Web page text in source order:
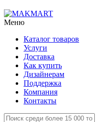
Меню
Каталог товаров
Услуги
Доставка
Как купить
Дизайнерам
Поддержка
Компания
Контакты